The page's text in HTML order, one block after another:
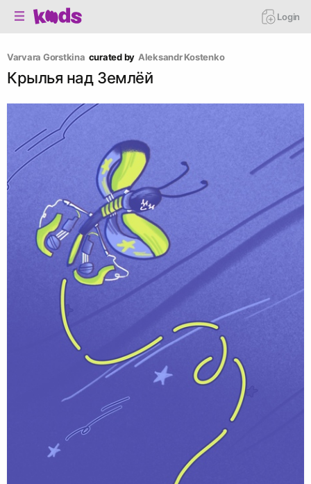
Login
Varvara Gorstkina curated by Аleksandr Kostenko
Крылья над Землёй